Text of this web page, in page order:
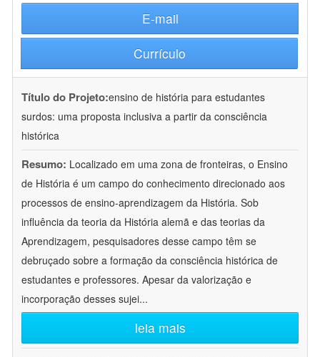
E-mail
Currículo
Título do Projeto:ensino de história para estudantes
surdos: uma proposta inclusiva a partir da consciência
histórica
Resumo: Localizado em uma zona de fronteiras, o Ensino
de História é um campo do conhecimento direcionado aos
processos de ensino-aprendizagem da História. Sob
influência da teoria da História alemã e das teorias da
Aprendizagem, pesquisadores desse campo têm se
debruçado sobre a formação da consciência histórica de
estudantes e professores. Apesar da valorização e
incorporação desses sujei...
leia mais